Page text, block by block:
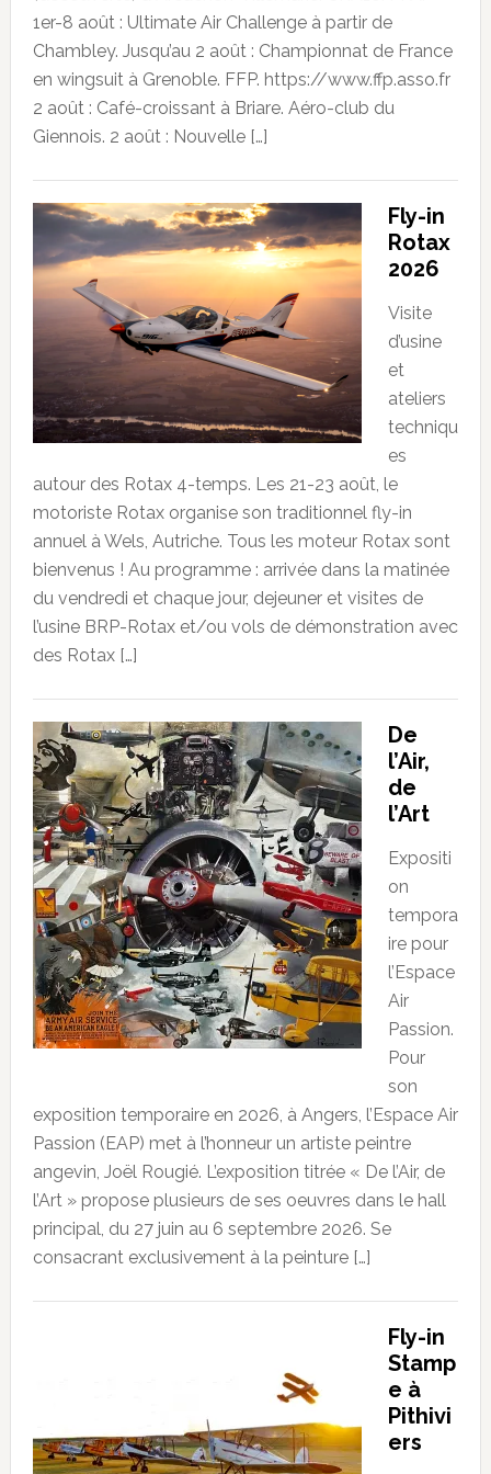
1er-8 août : Ultimate Air Challenge à partir de
Chambley. Jusqu’au 2 août : Championnat de France
en wingsuit à Grenoble. FFP. https://www.ffp.asso.fr
2 août : Café-croissant à Briare. Aéro-club du
Giennois. 2 août : Nouvelle […]
Fly-in
Rotax
2026
Visite
d’usine
et
ateliers
techniqu
es
autour des Rotax 4-temps. Les 21-23 août, le
motoriste Rotax organise son traditionnel fly-in
annuel à Wels, Autriche. Tous les moteur Rotax sont
bienvenus ! Au programme : arrivée dans la matinée
du vendredi et chaque jour, dejeuner et visites de
l’usine BRP-Rotax et/ou vols de démonstration avec
des Rotax […]
De
l’Air,
de
l’Art
Expositi
on
tempora
ire pour
l’Espace
Air
Passion.
Pour
son
exposition temporaire en 2026, à Angers, l’Espace Air
Passion (EAP) met à l’honneur un artiste peintre
angevin, Joël Rougié. L’exposition titrée « De l’Air, de
l’Art » propose plusieurs de ses oeuvres dans le hall
principal, du 27 juin au 6 septembre 2026. Se
consacrant exclusivement à la peinture […]
Fly-in
Stamp
e à
Pithivi
ers